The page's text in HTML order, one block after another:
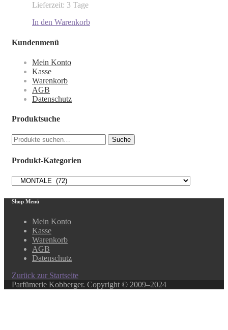
Lieferzeit: 3 Tage
In den Warenkorb
Kundenmenü
Mein Konto
Kasse
Warenkorb
AGB
Datenschutz
Produktsuche
Suche
nach:
Suche
Produkt-Kategorien
Shop Menü
Mein Konto
Kasse
Warenkorb
AGB
Datenschutz
Zurück zur Startseite
Parfümerie Kobberger. Copyright © 2009–2024